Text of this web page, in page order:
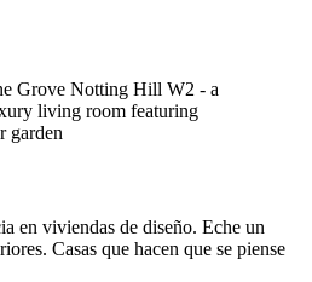
en viviendas de diseño. Eche un
Casas que hacen que se piense